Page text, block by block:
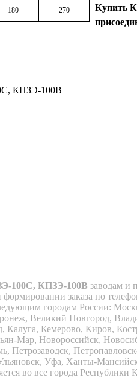
180 270 Купить
КПЗЭ-100В
100С, КПЗЭ-100В заводам и
заказа по
городам России:
Великий Новгород,
Кемерово, Киров,
Мар, Новороссийск,
Уфа, Ханты-
во все города